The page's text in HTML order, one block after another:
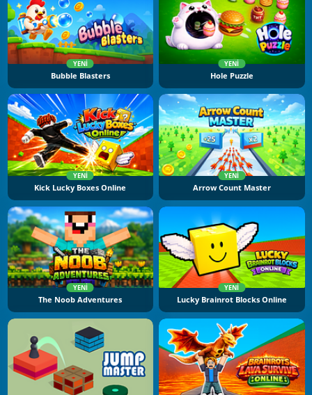
YENI
Bubble Blasters
YENI
Hole Puzzle
YENI
Kick Lucky Boxes Online
YENI
Arrow Count Master
YENI
The Noob Adventures
YENI
Lucky Brainrot Blocks Online